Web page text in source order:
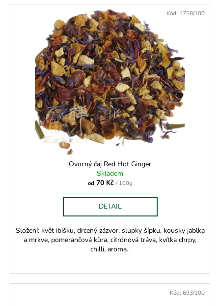
Ovocný čaj Red Hot Ginger
Skladem
od 70 Kč / 100g
DETAIL
Složení: květ ibišku, drcený zázvor, slupky šípku, kousky jablka
a mrkve, pomerančová kůra, citrónová tráva, kvítka chrpy,
chilli, aroma..
Kód: 1758/100
Kód: 693/100